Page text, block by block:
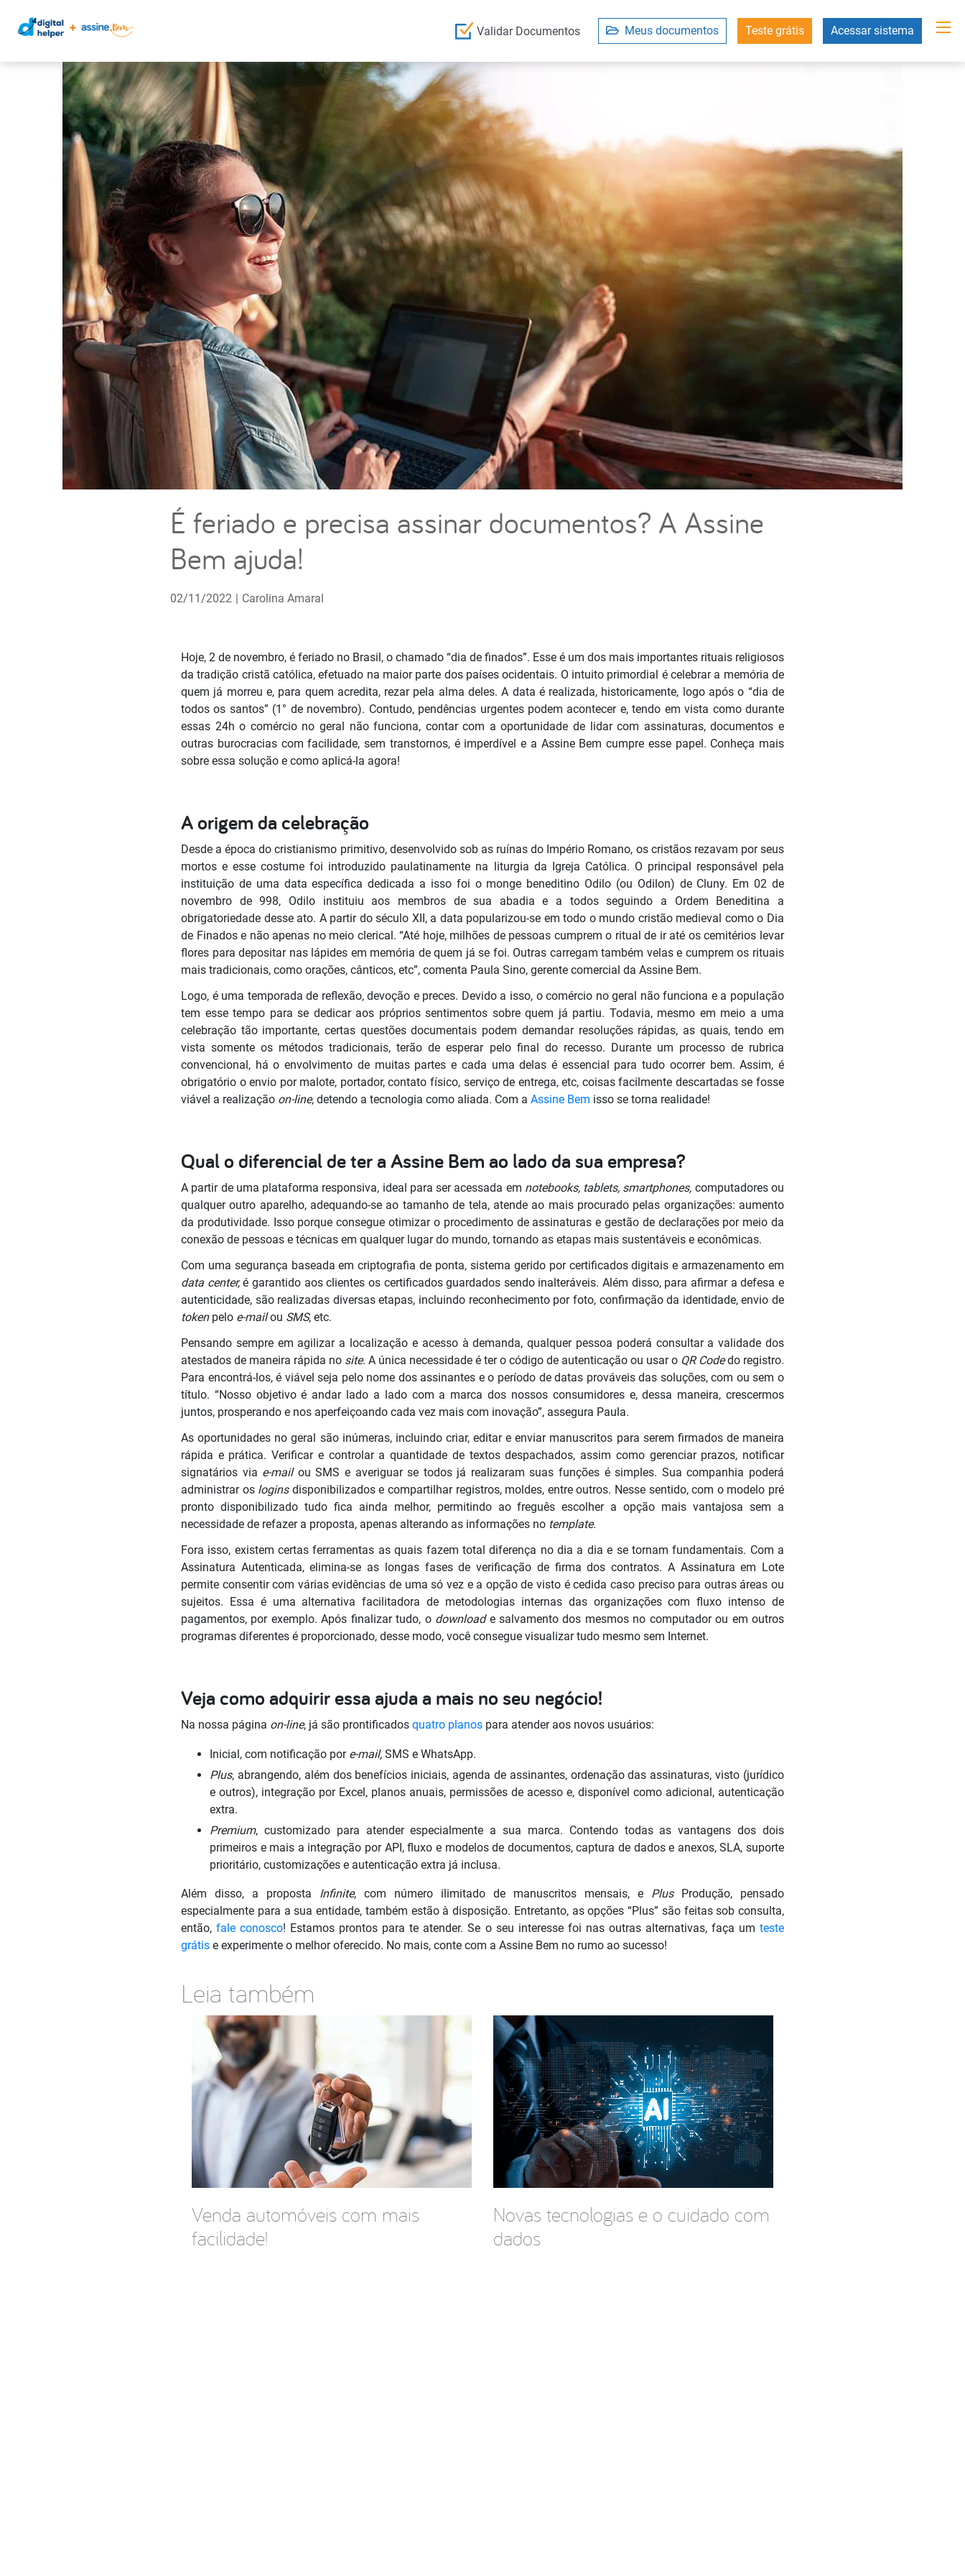
Acessar sistema
Teste grátis
Meus documentos
Validar Documentos
É feriado e precisa assinar documentos? A Assine
Bem ajuda!
02/11/2022 | Carolina Amaral
Hoje, 2 de novembro, é feriado no Brasil, o chamado “dia de finados”. Esse é um dos mais importantes rituais religiosos
da tradição cristã católica, efetuado na maior parte dos países ocidentais. O intuito primordial é celebrar a memória de
quem já morreu e, para quem acredita, rezar pela alma deles. A data é realizada, historicamente, logo após o “dia de
todos os santos” (1° de novembro). Contudo, pendências urgentes podem acontecer e, tendo em vista como durante
essas 24h o comércio no geral não funciona, contar com a oportunidade de lidar com assinaturas, documentos e
outras burocracias com facilidade, sem transtornos, é imperdível e a Assine Bem cumpre esse papel. Conheça mais
sobre essa solução e como aplicá-la agora!
A origem da celebração
Desde a época do cristianismo primitivo, desenvolvido sob as ruínas do Império Romano, os cristãos rezavam por seus
mortos e esse costume foi introduzido paulatinamente na liturgia da Igreja Católica. O principal responsável pela
instituição de uma data específica dedicada a isso foi o monge beneditino Odilo (ou Odilon) de Cluny. Em 02 de
novembro de 998, Odilo instituiu aos membros de sua abadia e a todos seguindo a Ordem Beneditina a
obrigatoriedade desse ato. A partir do século XII, a data popularizou-se em todo o mundo cristão medieval como o Dia
de Finados e não apenas no meio clerical. “Até hoje, milhões de pessoas cumprem o ritual de ir até os cemitérios levar
flores para depositar nas lápides em memória de quem já se foi. Outras carregam também velas e cumprem os rituais
mais tradicionais, como orações, cânticos, etc”, comenta Paula Sino, gerente comercial da Assine Bem.
Logo, é uma temporada de reflexão, devoção e preces. Devido a isso, o comércio no geral não funciona e a população
tem esse tempo para se dedicar aos próprios sentimentos sobre quem já partiu. Todavia, mesmo em meio a uma
celebração tão importante, certas questões documentais podem demandar resoluções rápidas, as quais, tendo em
vista somente os métodos tradicionais, terão de esperar pelo final do recesso. Durante um processo de rubrica
convencional, há o envolvimento de muitas partes e cada uma delas é essencial para tudo ocorrer bem. Assim, é
obrigatório o envio por malote, portador, contato físico, serviço de entrega, etc, coisas facilmente descartadas se fosse
viável a realização on-line, detendo a tecnologia como aliada. Com a Assine Bem isso se torna realidade!
Qual o diferencial de ter a Assine Bem ao lado da sua empresa?
A partir de uma plataforma responsiva, ideal para ser acessada em notebooks, tablets, smartphones, computadores ou
qualquer outro aparelho, adequando-se ao tamanho de tela, atende ao mais procurado pelas organizações: aumento
da produtividade. Isso porque consegue otimizar o procedimento de assinaturas e gestão de declarações por meio da
conexão de pessoas e técnicas em qualquer lugar do mundo, tornando as etapas mais sustentáveis e econômicas.
Com uma segurança baseada em criptografia de ponta, sistema gerido por certificados digitais e armazenamento em
data center,é garantido aos clientes os certificados guardados sendo inalteráveis. Além disso, para afirmar a defesa e
autenticidade, são realizadas diversas etapas, incluindo reconhecimento por foto, confirmação da identidade, envio de
token pelo e-mailou SMS, etc.
Pensando sempre em agilizar a localização e acesso à demanda, qualquer pessoa poderá consultar a validade dos
atestados de maneira rápida no site. A única necessidade é ter o código de autenticação ou usar o QR Codedo registro.
Para encontrá-los, é viável seja pelo nome dos assinantes e o período de datas prováveis das soluções, com ou sem o
título. “Nosso objetivo é andar lado a lado com a marca dos nossos consumidores e, dessa maneira, crescermos
juntos, prosperando e nos aperfeiçoando cada vez mais com inovação”, assegura Paula.
As oportunidades no geral são inúmeras, incluindo criar, editar e enviar manuscritos para serem firmados de maneira
rápida e prática. Verificar e controlar a quantidade de textos despachados, assim como gerenciar prazos, notificar
signatários via e-mail ou SMS e averiguar se todos já realizaram suas funções é simples. Sua companhia poderá
administrar os logins disponibilizados e compartilhar registros, moldes, entre outros. Nesse sentido, com o modelo pré
pronto disponibilizado tudo fica ainda melhor, permitindo ao freguês escolher a opção mais vantajosa sem a
necessidade de refazer a proposta, apenas alterando as informações no template.
Fora isso, existem certas ferramentas as quais fazem total diferença no dia a dia e se tornam fundamentais. Com a
Assinatura Autenticada, elimina-se as longas fases de verificação de firma dos contratos. A Assinatura em Lote
permite consentir com várias evidências de uma só vez e a opção de visto é cedida caso preciso para outras áreas ou
sujeitos. Essa é uma alternativa facilitadora de metodologias internas das organizações com fluxo intenso de
pagamentos, por exemplo. Após finalizar tudo, o download e salvamento dos mesmos no computador ou em outros
programas diferentes é proporcionado, desse modo, você consegue visualizar tudo mesmo sem Internet.
Veja como adquirir essa ajuda a mais no seu negócio!
Na nossa página on-line, já são prontificados quatro planos para atender aos novos usuários:
Inicial, com notificação por e-mail, SMS e WhatsApp.
Plus, abrangendo, além dos benefícios iniciais, agenda de assinantes, ordenação das assinaturas, visto (jurídico
e outros), integração por Excel, planos anuais, permissões de acesso e, disponível como adicional, autenticação
extra.
Premium, customizado para atender especialmente a sua marca. Contendo todas as vantagens dos dois
primeiros e mais a integração por API, fluxo e modelos de documentos, captura de dados e anexos, SLA, suporte
prioritário, customizações e autenticação extra já inclusa.
Além disso, a proposta Infinite, com número ilimitado de manuscritos mensais, e Plus Produção, pensado
especialmente para a sua entidade, também estão à disposição. Entretanto, as opções “Plus” são feitas sob consulta,
então,fale conosco! Estamos prontos para te atender. Se o seu interesse foi nas outras alternativas, faça umteste
grátis e experimente o melhor oferecido. No mais, conte com a Assine Bem no rumo ao sucesso!
Leia também
Venda automóveis com mais
facilidade!
Novas tecnologias e o cuidado com
dados